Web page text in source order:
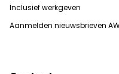
Inclusief werkgeven
Aanmelden nieuwsbrieven